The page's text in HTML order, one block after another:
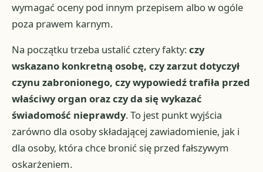
wymagać oceny pod innym przepisem albo w ogóle
poza prawem karnym.
Na początku trzeba ustalić cztery fakty:czy
wskazano konkretną osobę, czy zarzut dotyczył
czynu zabronionego, czy wypowiedź trafiła przed
właściwy organ oraz czy da się wykazać
świadomość nieprawdy. To jest punkt wyjścia
zarówno dla osoby składającej zawiadomienie, jak i
dla osoby, która chce bronić się przed fałszywym
oskarżeniem.